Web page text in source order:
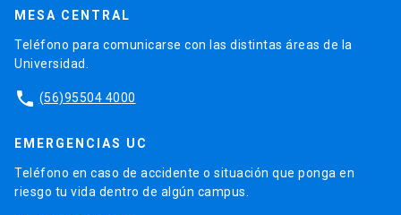
MESA CENTRAL
Teléfono para comunicarse con las distintas áreas de la
Universidad.
phone (56)95504 4000
EMERGENCIAS UC
Teléfono en caso de accidente o situación que ponga en
riesgo tu vida dentro de algún campus.